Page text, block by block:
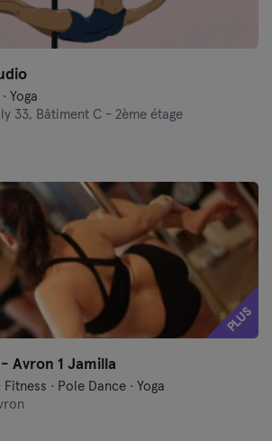
Yoga
33, Bâtiment C - 2ème étage
PLUS
Avron 1 Jamilla
· Pole Dance · Yoga